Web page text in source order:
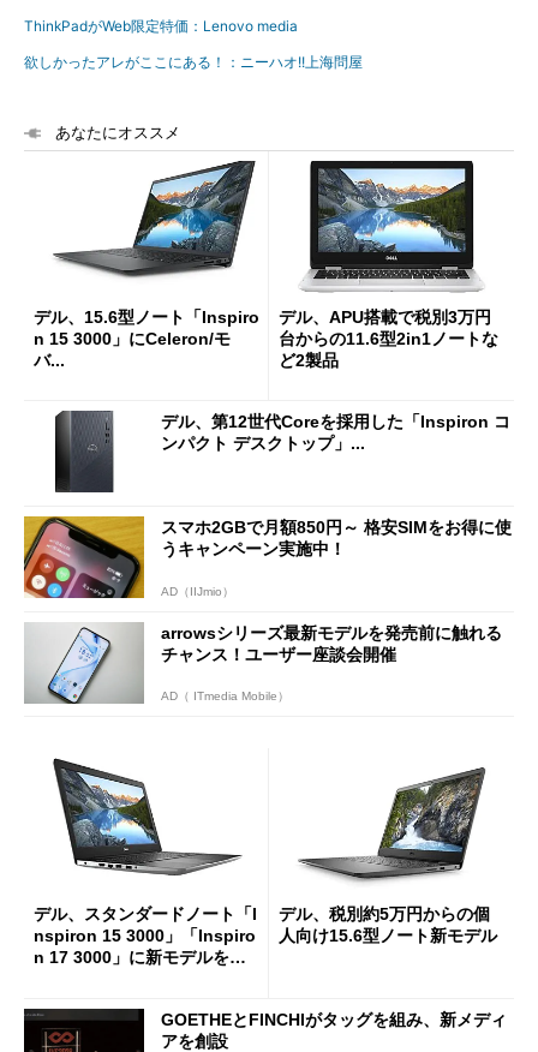
ThinkPadがWeb限定特価：Lenovo media
欲しかったアレがここにある！：ニーハオ!!上海問屋
あなたにオススメ
デル、15.6型ノート「Inspiro
n 15 3000」にCeleron/モ
バ...
デル、APU搭載で税別3万円
台からの11.6型2in1ノートな
ど2製品
デル、第12世代Coreを採用した「Inspiron コ
ンパクト デスクトップ」...
スマホ2GBで月額850円～ 格安SIMをお得に使
うキャンペーン実施中！
AD（IIJmio）
arrowsシリーズ最新モデルを発売前に触れる
チャンス！ユーザー座談会開催
AD（ ITmedia Mobile）
デル、スタンダードノート「I
nspiron 15 3000」「Inspiro
n 17 3000」に新モデルを追
デル、税別約5万円からの個
人向け15.6型ノート新モデル
GOETHEとFINCHIがタッグを組み、新メディ
アを創設